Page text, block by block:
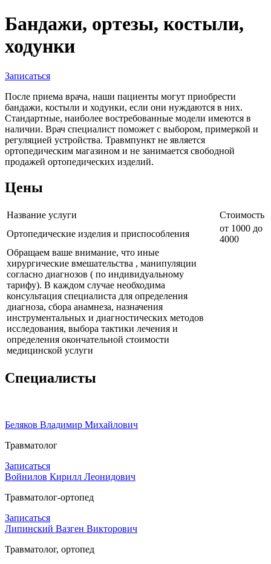
Бандажи, ортезы, костыли,
ходунки
Записаться
После приема врача, наши пациенты могут приобрести
бандажи, костыли и ходунки, если они нуждаются в них.
Стандартные, наиболее востребованные модели имеются в
наличии. Врач специалист поможет с выбором, примеркой и
регуляцией устройства. Травмпункт не является
ортопедическим магазином и не занимается свободной
продажей ортопедических изделий.
Цены
Название услуги
Стоимость
Ортопедические изделия и приспособления
от 1000 до
4000
Обращаем ваше внимание, что иные
хирургические вмешательства , манипуляции
согласно диагнозов ( по индивидуальному
тарифу). В каждом случае необходима
консультация специалиста для определения
диагноза, сбора анамнеза, назначения
инструментальных и диагностических методов
исследования, выбора тактики лечения и
определения окончательной стоимости
медицинской услуги
Специалисты
Беляков Владимир Михайлович
Травматолог
Записаться
Войнилов Кирилл Леонидович
Травматолог-ортопед
Записаться
Липинский Вазген Викторович
Травматолог, ортопед